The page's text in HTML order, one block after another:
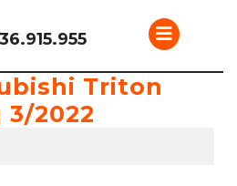
Open
Triton
3/2022